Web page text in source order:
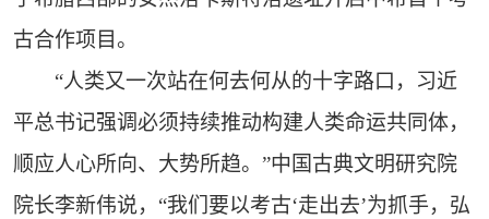
古合作项目。
“人类又一次站在何去何从的十字路口，习近
平总书记强调必须持续推动构建人类命运共同体，
顺应人心所向、大势所趋。”中国古典文明研究院
院长李新伟说，“我们要以考古‘走出去’为抓手，弘